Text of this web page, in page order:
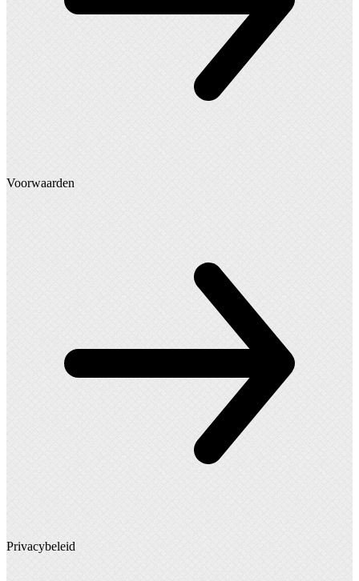
Voorwaarden
Privacybeleid